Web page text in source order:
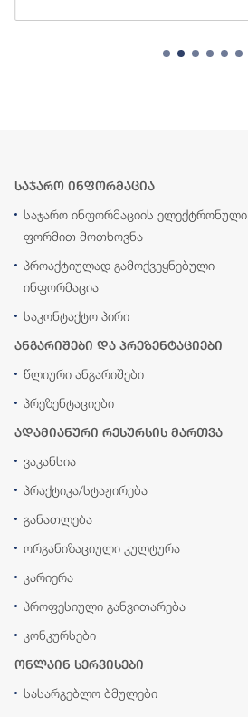
საჯარო ინფორმაცია
საჯარო ინფორმაციის ელექტრონული
ფორმით მოთხოვნა
პროაქტიულად გამოქვეყნებული
ინფორმაცია
საკონტაქტო პირი
ანგარიშები და პრეზენტაციები
წლიური ანგარიშები
პრეზენტაციები
ადამიანური რესურსის მართვა
ვაკანსია
პრაქტიკა/სტაჟირება
განათლება
ორგანიზაციული კულტურა
კარიერა
პროფესიული განვითარება
კონკურსები
ონლაინ სერვისები
სასარგებლო ბმულები